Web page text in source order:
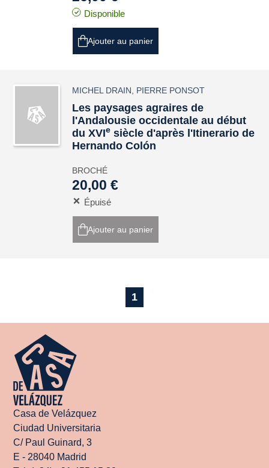
Disponible
Ajouter au panier
MICHEL DRAIN PIERRE PONSOT
Les paysages agraires de
l'Andalousie occidentale au début
du XVIe siècle d'après l'Itinerario de
Hernando Colón
BROCHÉ
20,00 €
Épuisé
Ajouter au panier
1
Casa de Velázquez
Ciudad Universitaria
C/ Paul Guinard, 3
E - 28040 Madrid